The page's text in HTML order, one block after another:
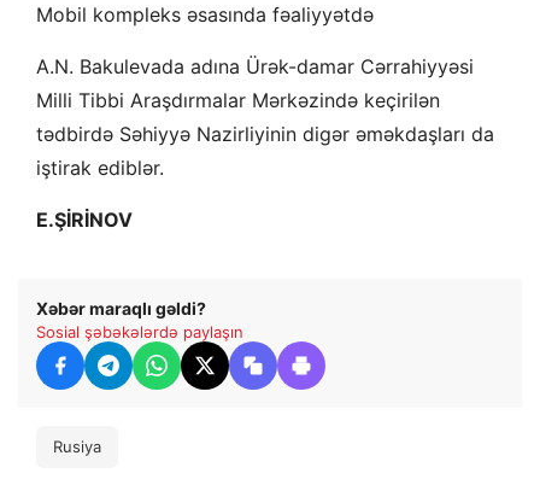
Mobil kompleks əsasında fəaliyyətdə
A.N. Bakulevada adına Ürək-damar Cərrahiyyəsi
Milli Tibbi Araşdırmalar Mərkəzində keçirilən
tədbirdə Səhiyyə Nazirliyinin digər əməkdaşları da
iştirak ediblər.
E.ŞİRİNOV
Xəbər maraqlı gəldi?
Sosial şəbəkələrdə paylaşın
Rusiya